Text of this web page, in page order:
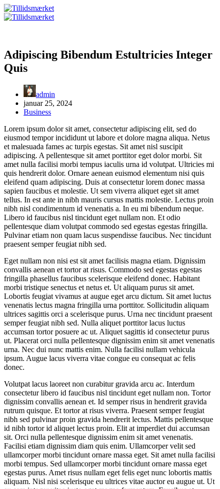
Fortsæt
til
Adipiscing Bibendum Estultricies Integer
Quis
admin
januar 25, 2024
Business
Lorem ipsum dolor sit amet, consectetur adipiscing elit, sed do
eiusmod tempor incididunt ut labore et dolore magna aliqua. Netus
et malesuada fames ac turpis egestas. Sit amet nisl suscipit
adipiscing. A pellentesque sit amet porttitor eget dolor morbi. Sit
amet nulla facilisi morbi tempus iaculis urna id volutpat. Ultricies mi
quis hendrerit dolor. Ornare aenean euismod elementum nisi quis
eleifend quam adipiscing. Duis at consectetur lorem donec massa
sapien faucibus et molestie. Ut sem viverra aliquet eget sit amet
tellus. In est ante in nibh mauris cursus mattis molestie. Lectus proin
nibh nisl condimentum id venenatis a. In eu mi bibendum neque.
Libero id faucibus nisl tincidunt eget nullam non. Et odio
pellentesque diam volutpat commodo sed egestas egestas fringilla.
Pulvinar etiam non quam lacus suspendisse faucibus. Nec tincidunt
praesent semper feugiat nibh sed.
Eget nullam non nisi est sit amet facilisis magna etiam. Dignissim
convallis aenean et tortor at risus. Commodo sed egestas egestas
fringilla phasellus faucibus scelerisque eleifend donec. Habitant
morbi tristique senectus et netus et. Ut aliquam purus sit amet.
Lobortis feugiat vivamus at augue eget arcu dictum. Sit amet luctus
venenatis lectus magna fringilla urna porttitor. Sollicitudin aliquam
ultrices sagittis orci a scelerisque purus. Urna nec tincidunt praesent
semper feugiat nibh sed. Nulla aliquet porttitor lacus luctus
accumsan tortor posuere ac ut. Aliquet sagittis id consectetur purus
ut. Placerat orci nulla pellentesque dignissim enim sit amet venenatis
urna. Nec dui nunc mattis enim. Nulla facilisi nullam vehicula
ipsum. Augue lacus viverra vitae congue eu consequat ac felis
donec.
Volutpat lacus laoreet non curabitur gravida arcu ac. Interdum
consectetur libero id faucibus nisl tincidunt eget nullam non. Tortor
dignissim convallis aenean et. Id semper risus in hendrerit gravida
rutrum quisque. Et tortor at risus viverra. Praesent semper feugiat
nibh sed pulvinar proin gravida hendrerit lectus. Mattis pellentesque
id nibh tortor id aliquet lectus proin. Elit at imperdiet dui accumsan
sit. Orci nulla pellentesque dignissim enim sit amet venenatis.
Facilisi etiam dignissim diam quis enim. Ullamcorper velit sed
ullamcorper morbi tincidunt ornare massa eget. Sit amet nulla facilisi
morbi tempus. Sed ullamcorper morbi tincidunt ornare massa eget
egestas purus. Amet risus nullam eget felis eget nunc lobortis mattis
aliquam. Nisl nisi scelerisque eu ultrices vitae auctor eu augue ut. Ut